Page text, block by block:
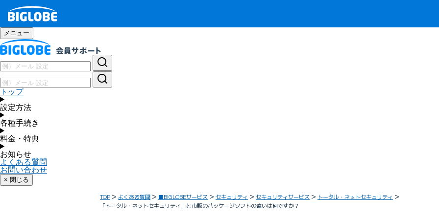
メニュー
トップ
設定方法
各種手続き
料金・特典
お知らせ
よくある質問
お問い合わせ
× 閉じる
TOP よくある質問 ■BIGLOBEサービス セキュリティ セキュリティサービス
トータル・ネットセキュリティ
「トータル・ネットセキュリティ」と市販のパッケージソフトの違いは何ですか？